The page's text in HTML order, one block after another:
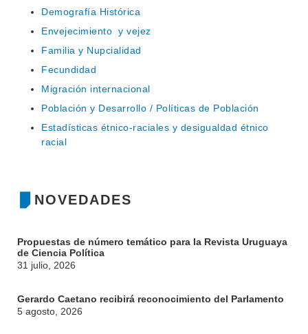
INSTITUCIONAL
DEPARTAMENTOS
SERVICIOS
LLAMADOS
NOTICIAS
BEDELÍA
EVA FCS
POSGRADOS
MOVILIDAD ACADÉMICA
BIBLIOTECA
NOVEDADES
Propuestas de número temático para la Revista Uruguaya
de Ciencia Política
31 julio, 2026
Gerardo Caetano recibirá reconocimiento del Parlamento
5 agosto, 2026
Demografía Histórica
Envejecimiento y vejez
Familia y Nupcialidad
Fecundidad
Migración internacional
Población y Desarrollo / Políticas de Población
Estadísticas étnico-raciales y desigualdad étnico
racial